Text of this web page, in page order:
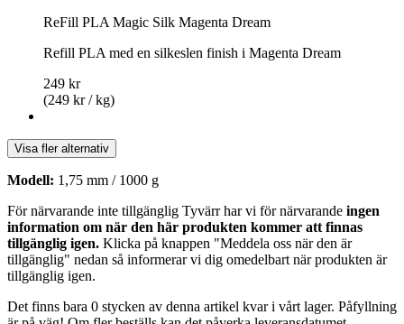
ReFill PLA Magic Silk Magenta Dream
Refill PLA med en silkeslen finish i Magenta Dream
249 kr
(249 kr / kg)
Visa fler alternativ
Modell: 1,75 mm / 1000 g
För närvarande inte tillgänglig Tyvärr har vi för närvarande ingen
information om när den här produkten kommer att finnas
tillgänglig igen. Klicka på knappen "Meddela oss när den är
tillgänglig" nedan så informerar vi dig omedelbart när produkten är
tillgänglig igen.
Det finns bara 0 stycken av denna artikel kvar i vårt lager. Påfyllning